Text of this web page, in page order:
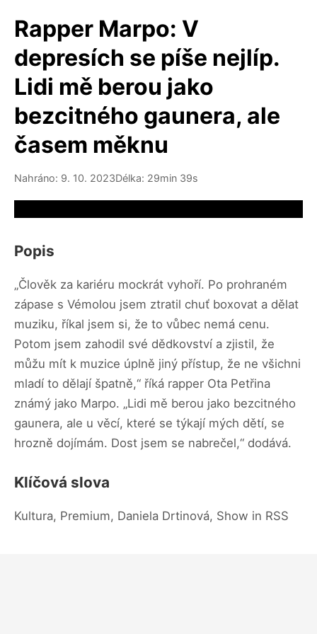
Rapper Marpo: V
depresích se píše nejlíp.
Lidi mě berou jako
bezcitného gaunera, ale
časem měknu
Nahráno: 9. 10. 2023Délka: 29min 39s
Popis
„Člověk za kariéru mockrát vyhoří. Po prohraném
zápase s Vémolou jsem ztratil chuť boxovat a dělat
muziku, říkal jsem si, že to vůbec nemá cenu.
Potom jsem zahodil své dědkovství a zjistil, že
můžu mít k muzice úplně jiný přístup, že ne všichni
mladí to dělají špatně,“ říká rapper Ota Petřina
známý jako Marpo. „Lidi mě berou jako bezcitného
gaunera, ale u věcí, které se týkají mých dětí, se
hrozně dojímám. Dost jsem se nabrečel,“ dodává.
Klíčová slova
Kultura, Premium, Daniela Drtinová, Show in RSS